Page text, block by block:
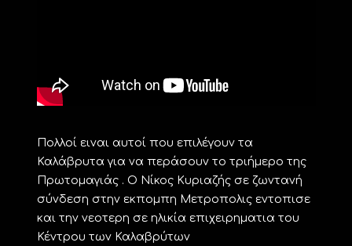
Πολλοί ειναι αυτοί που επιλέγουν τα
Καλάβρυτα για να περάσουν το τριήμερο της
Πρωτομαγιάς . Ο Νίκος Κυριαζής σε ζωντανή
σύνδεση στην εκπομπη Μετροπολις εντοπισε
και την νεοτερη σε ηλικία επιχειρηματια του
Κέντρου των Καλαβρύτων